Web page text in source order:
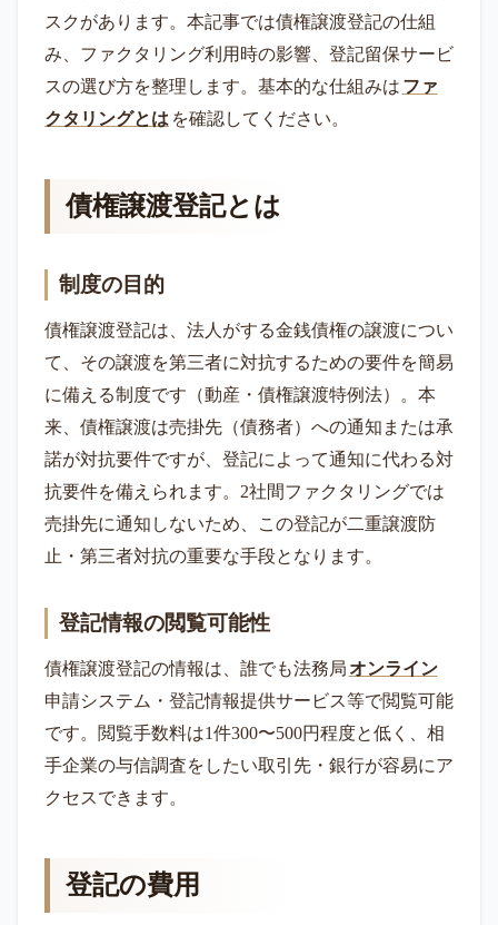
スクがあります。本記事では債権譲渡登記の仕組
み、ファクタリング利用時の影響、登記留保サービ
スの選び方を整理します。基本的な仕組みは ファ
クタリングとは を確認してください。
債権譲渡登記とは
制度の目的
債権譲渡登記は、法人がする金銭債権の譲渡につい
て、その譲渡を第三者に対抗するための要件を簡易
に備える制度です（動産・債権譲渡特例法）。本
来、債権譲渡は売掛先（債務者）への通知または承
諾が対抗要件ですが、登記によって通知に代わる対
抗要件を備えられます。2社間ファクタリングでは
売掛先に通知しないため、この登記が二重譲渡防
止・第三者対抗の重要な手段となります。
登記情報の閲覧可能性
債権譲渡登記の情報は、誰でも法務局 オンライン
申請システム・登記情報提供サービス等で閲覧可能
です。閲覧手数料は1件300〜500円程度と低く、相
手企業の与信調査をしたい取引先・銀行が容易にア
クセスできます。
登記の費用